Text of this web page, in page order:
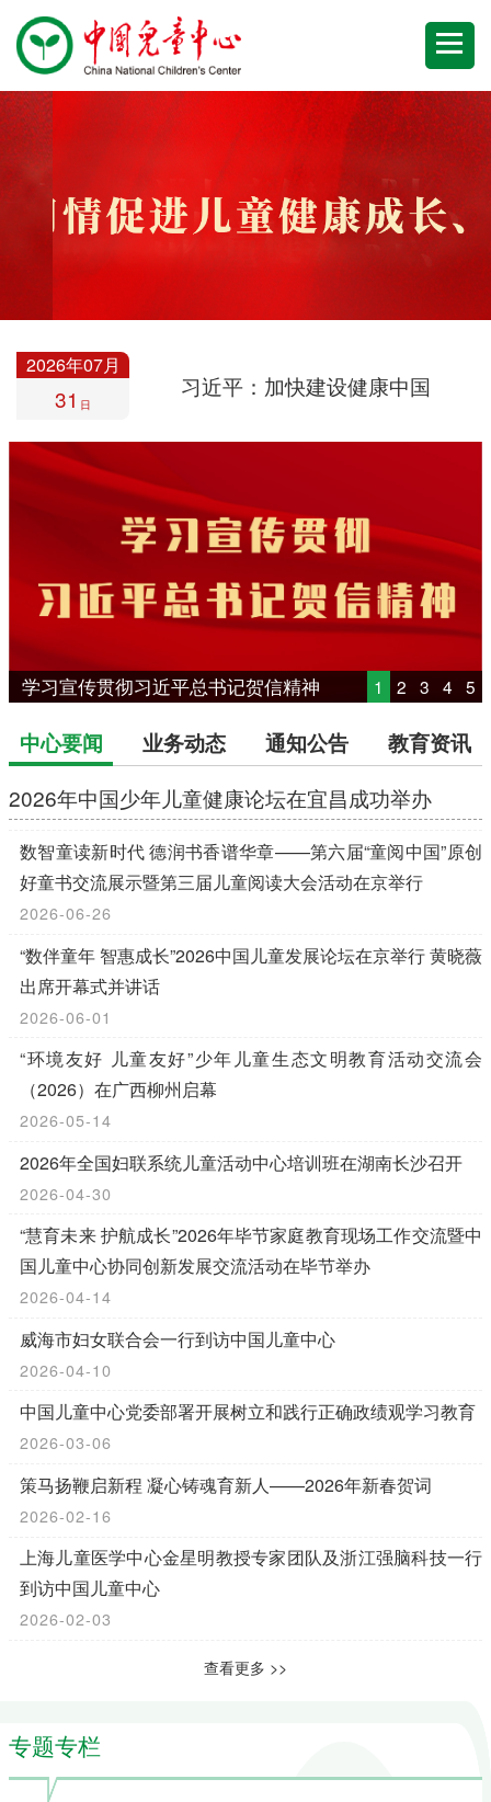
2026年07月
31 习近平：加快建设健康中国
1 2 3 4 5
中心要闻 业务动态 通知公告
教育资讯
2026年中国少年儿童健康论坛在宜昌成功举办
数智童读新时代 德润书香谱华章——第六届“童阅中国”原创
好童书交流展示暨第三届儿童阅读大会活动在京举行
2026-06-26
“数伴童年 智惠成长”2026中国儿童发展论坛在京举行 黄晓薇
出席开幕式并讲话
2026-06-01
“环境友好 儿童友好”少年儿童生态文明教育活动交流会
（2026）在广西柳州启幕
2026-05-14
2026年全国妇联系统儿童活动中心培训班在湖南长沙召开
2026-04-30
“慧育未来 护航成长”2026年毕节家庭教育现场工作交流暨中
国儿童中心协同创新发展交流活动在毕节举办
2026-04-14
威海市妇女联合会一行到访中国儿童中心
2026-04-10
中国儿童中心党委部署开展树立和践行正确政绩观学习教育
2026-03-06
策马扬鞭启新程 凝心铸魂育新人——2026年新春贺词
2026-02-16
上海儿童医学中心金星明教授专家团队及浙江强脑科技一行
到访中国儿童中心
2026-02-03
查看更多 >>
专题专栏